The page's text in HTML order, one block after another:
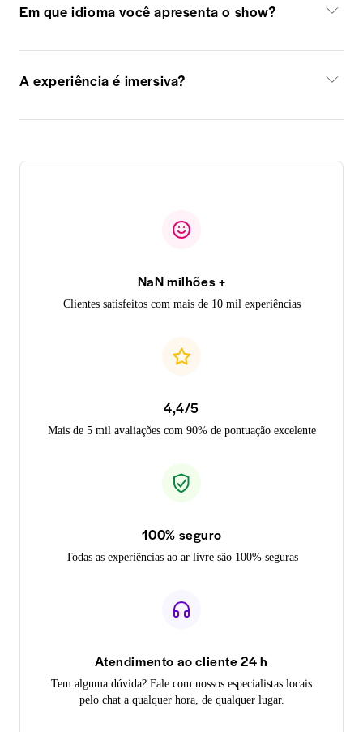
Em que idioma você apresenta o show?
A experiência é imersiva?
NaN milhões +
Clientes satisfeitos com mais de 10 mil experiências
4,4/5
Mais de 5 mil avaliações com 90% de pontuação excelente
100% seguro
Todas as experiências ao ar livre são 100% seguras
Atendimento ao cliente 24 h
Tem alguma dúvida? Fale com nossos especialistas locais
pelo chat a qualquer hora, de qualquer lugar.